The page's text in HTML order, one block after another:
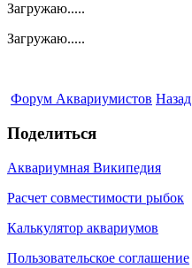
Загружаю.....
Загружаю.....
Форум Аквариумистов Назад
Поделиться
Аквариумная Википедия
Расчет совместимости рыбок
Калькулятор аквариумов
Пользовательское соглашение